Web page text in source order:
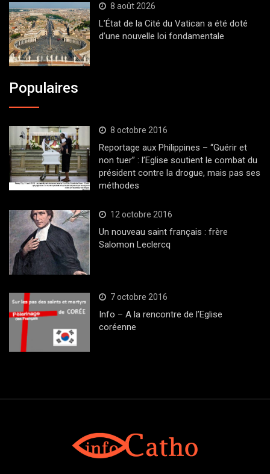
8 août 2026
L’État de la Cité du Vatican a été doté
d’une nouvelle loi fondamentale
Populaires
8 octobre 2016
Reportage aux Philippines – “Guérir et
non tuer” : l’Eglise soutient le combat du
président contre la drogue, mais pas ses
méthodes
12 octobre 2016
Un nouveau saint français : frère
Salomon Leclercq
7 octobre 2016
Info – A la rencontre de l’Eglise
coréenne